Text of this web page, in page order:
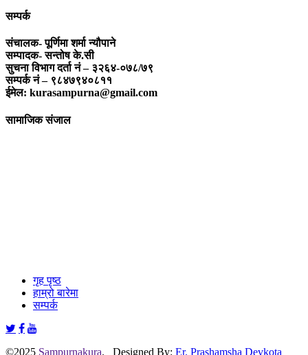
सम्पर्क
संचालक- पूर्णिमा शर्मा न्यौपाने
सम्पादक- सन्तोष के.सी
सुचना विभाग दर्ता नं – ३२६४-०७८/७९
सम्पर्क नं – ९८४७९४०८११
ईमेल: kurasampurna@gmail.com
सामाजिक संजाल
गृह पृष्ठ
हाम्रो बारेमा
सम्पर्क
©2025 Sampurnakura. Designed By: Er. Prashamsha Devkota